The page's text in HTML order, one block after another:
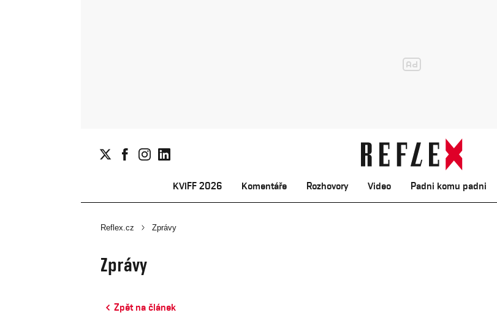
KVIFF 2026 Komentáře Rozhovory Video Padni komu padni
Reflex.cz Zprávy
Zprávy
Zpět na článek